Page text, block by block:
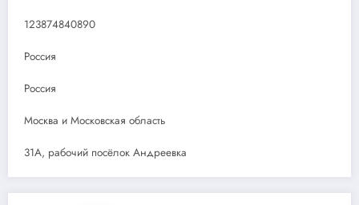
123874840890
Россия
Россия
Москва и Московская область
31А, рабочий посёлок Андреевка